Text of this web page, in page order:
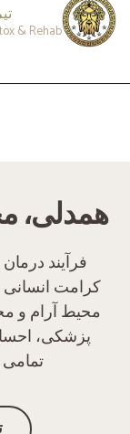
& Rehab
همدلی،
فرآیند
کرامت انسانی
محیط آرام و
پزشکی،